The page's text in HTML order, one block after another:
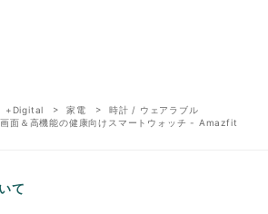
+Digital 家電
時計 / ウェアラブル
面＆高機能の健康向けスマートウォッチ - Amazfit
て